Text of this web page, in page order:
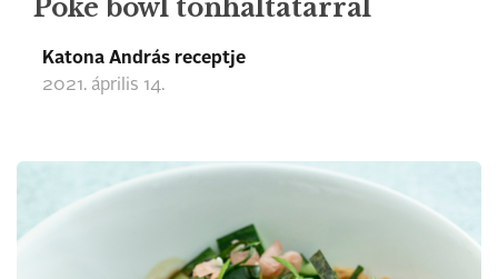
Poké bowl tonhaltatárral
Katona András receptje
2021. április 14.